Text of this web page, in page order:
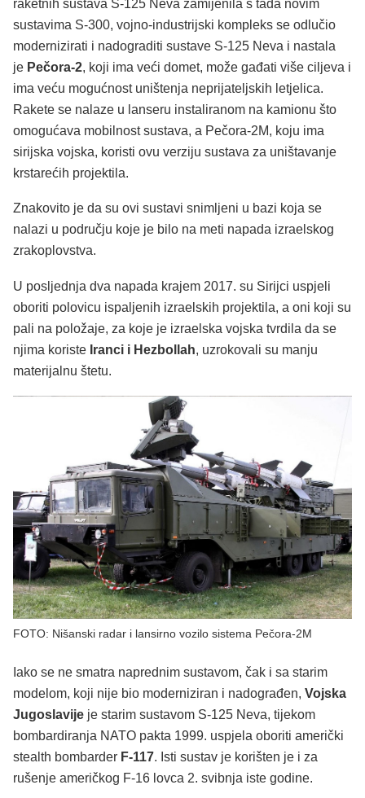
raketnih sustava S-125 Neva zamijenila s tada novim
sustavima S-300, vojno-industrijski kompleks se odlučio
modernizirati i nadograditi sustave S-125 Neva i nastala
je Pečora-2, koji ima veći domet, može gađati više ciljeva i
ima veću mogućnost uništenja neprijateljskih letjelica.
Rakete se nalaze u lanseru instaliranom na kamionu što
omogućava mobilnost sustava, a Pečora-2M, koju ima
sirijska vojska, koristi ovu verziju sustava za uništavanje
krstarećih projektila.
Znakovito je da su ovi sustavi snimljeni u bazi koja se
nalazi u području koje je bilo na meti napada izraelskog
zrakoplovstva.
U posljednja dva napada krajem 2017. su Sirijci uspjeli
oboriti polovicu ispaljenih izraelskih projektila, a oni koji su
pali na položaje, za koje je izraelska vojska tvrdila da se
njima koriste Iranci i Hezbollah, uzrokovali su manju
materijalnu štetu.
FOTO: Nišanski radar i lansirno vozilo sistema Pečora-2M
Iako se ne smatra naprednim sustavom, čak i sa starim
modelom, koji nije bio moderniziran i nadograđen, Vojska
Jugoslavije je starim sustavom S-125 Neva, tijekom
bombardiranja NATO pakta 1999. uspjela oboriti američki
stealth bombarder F-117. Isti sustav je korišten je i za
rušenje američkog F-16 lovca 2. svibnja iste godine.